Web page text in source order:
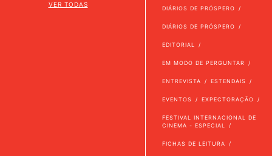
VER TODAS
DIÁRIOS DE PRÓSPERO
DIÁRIOS DE PRÓSPERO
EDITORIAL
EM MODO DE PERGUNTAR
ENTREVISTA ESTENDAIS
EVENTOS EXPECTORAÇÃO
FESTIVAL INTERNACIONAL DE
CINEMA - ESPECIAL
FICHAS DE LEITURA